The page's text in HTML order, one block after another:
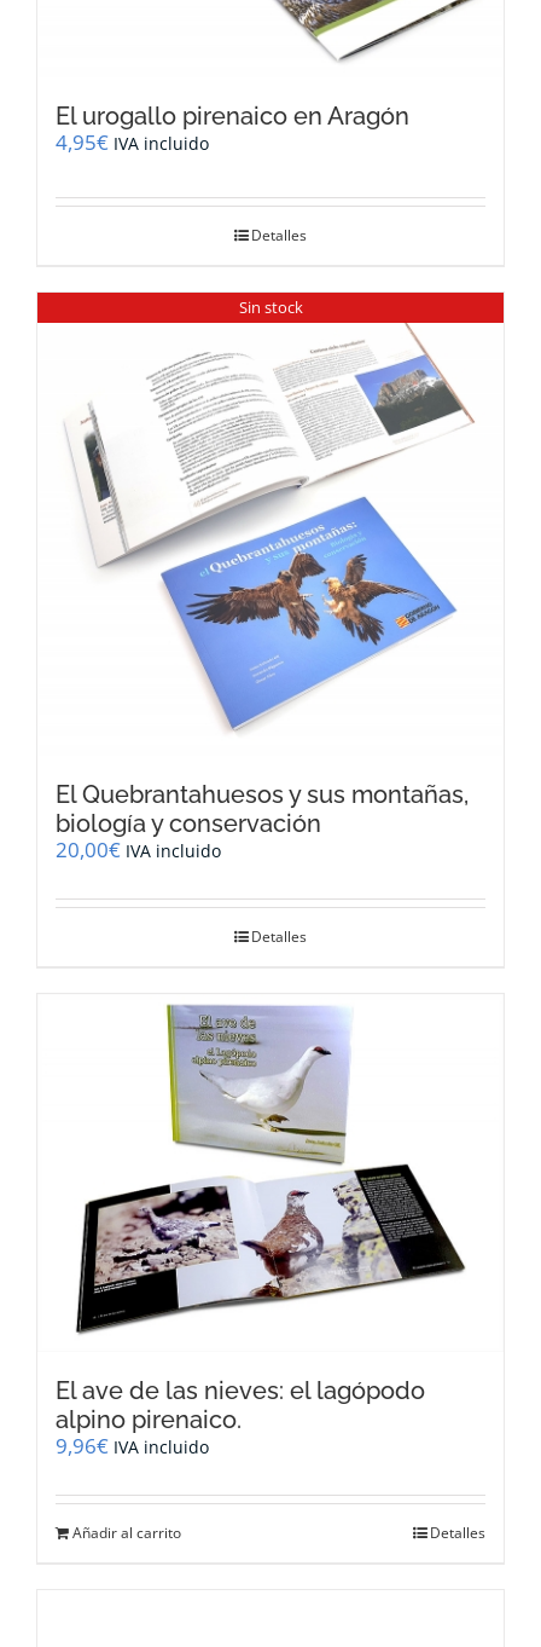
El urogallo pirenaico en Aragón
4,95€ IVA incluido
Detalles
Sin stock
El Quebrantahuesos y sus montañas,
biología y conservación
20,00€ IVA incluido
Detalles
El ave de las nieves: el lagópodo
alpino pirenaico.
9,96€ IVA incluido
Añadir al carrito Detalles